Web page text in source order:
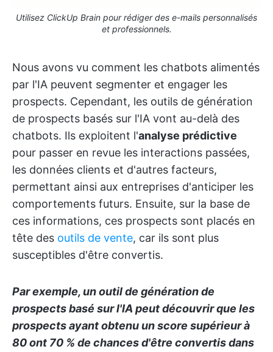
Utilisez ClickUp Brain pour rédiger des e-mails personnalisés
et professionnels.
Nous avons vu comment les chatbots alimentés
par l'IA peuvent segmenter et engager les
prospects. Cependant, les outils de génération
de prospects basés sur l'IA vont au-delà des
chatbots. Ils exploitent l'analyse prédictive
pour passer en revue les interactions passées,
les données clients et d'autres facteurs,
permettant ainsi aux entreprises d'anticiper les
comportements futurs. Ensuite, sur la base de
ces informations, ces prospects sont placés en
tête des outils de vente, car ils sont plus
susceptibles d'être convertis.
Par exemple, un outil de génération de
prospects basé sur l'IA peut découvrir que les
prospects ayant obtenu un score supérieur à
80 ont 70 % de chances d'être convertis dans